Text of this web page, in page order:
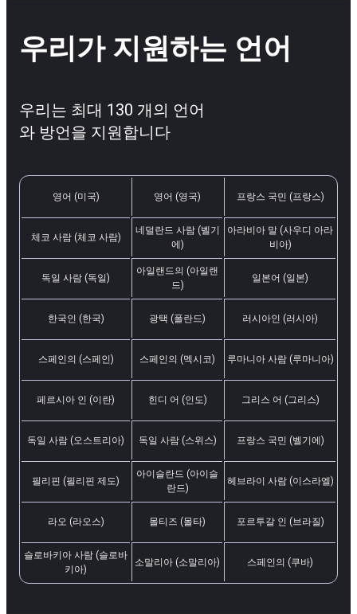
우리가 지원하는 언어
우리는 최대 130 개의 언어
와 방언을 지원합니다
영어 (미국) 영어 (영국) 프랑스 국민 (프랑스)
체코 사람 (체코 사람)
네덜란드 사람 (벨기
에)
아라비아 말 (사우디 아라
비아)
독일 사람 (독일)
아일랜드의 (아일랜
드)
일본어 (일본)
한국인 (한국) 광택 (폴란드) 러시아인 (러시아)
스페인의 (스페인) 스페인의 (멕시코) 루마니아 사람 (루마니아)
페르시아 인 (이란) 힌디 어 (인도) 그리스 어 (그리스)
독일 사람 (오스트리아) 독일 사람 (스위스) 프랑스 국민 (벨기에)
필리핀 (필리핀 제도)
아이슬란드 (아이슬
란드)
헤브라이 사람 (이스라엘)
라오 (라오스) 몰티즈 (몰타) 포르투갈 인 (브라질)
슬로바키아 사람 (슬로바
키아)
소말리아 (소말리아) 스페인의 (쿠바)